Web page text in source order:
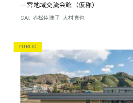
一宮地域交流会館（仮称）
CAt 赤松佳珠子 大村真也
PUBLIC